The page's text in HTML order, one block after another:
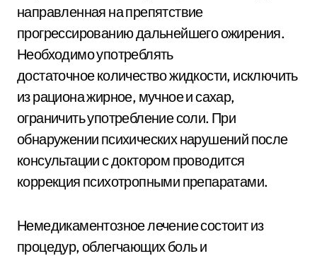
направленная на препятствие
прогрессированию дальнейшего ожирения.
Необходимо употреблять
достаточное количество жидкости, исключить
из рациона жирное, мучное и сахар,
ограничить употребление соли. При
обнаружении психических нарушений после
консультации с доктором проводится
коррекция психотропными препаратами.
Немедикаментозное лечение состоит из
процедур, облегчающих боль и